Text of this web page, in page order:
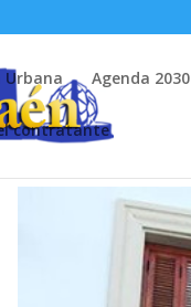
Urbana Agenda 2030
contratante